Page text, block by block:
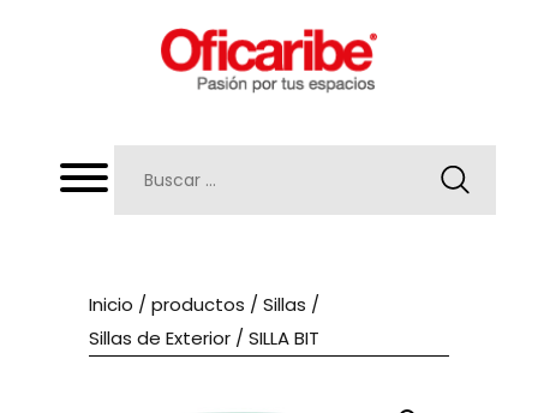
Inicio /productos /Sillas /
Sillas de Exterior / SILLA BIT